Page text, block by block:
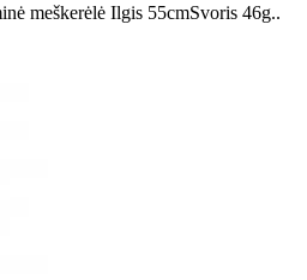
meškerėlė Ilgis 55cmSvoris 46g..